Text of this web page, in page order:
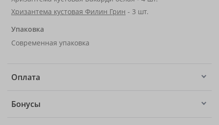
Хризантема кустовая Филин Грин - 3 шт.
Упаковка
Современная упаковка
Оплата
Бонусы